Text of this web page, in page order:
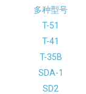
多种型号
T-51
T-41
T-35B
SDA-1
SD2